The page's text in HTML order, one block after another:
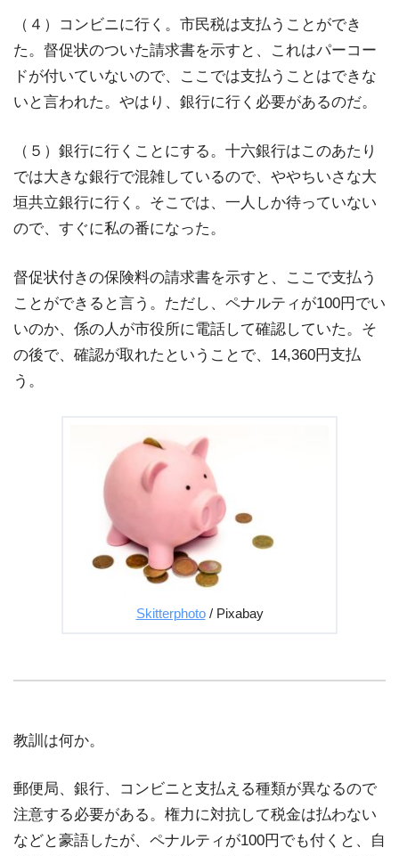
（４）コンビニに行く。市民税は支払うことができ
た。督促状のついた請求書を示すと、これはパーコー
ドが付いていないので、ここでは支払うことはできな
いと言われた。やはり、銀行に行く必要があるのだ。
（５）銀行に行くことにする。十六銀行はこのあたり
では大きな銀行で混雑しているので、ややちいさな大
垣共立銀行に行く。そこでは、一人しか待っていない
ので、すぐに私の番になった。
督促状付きの保険料の請求書を示すと、ここで支払う
ことができると言う。ただし、ペナルティが100円でい
いのか、係の人が市役所に電話して確認していた。そ
の後で、確認が取れたということで、14,360円支払
う。
Skitterphoto/ Pixabay
教訓は何か。
郵便局、銀行、コンビニと支払える種類が異なるので
注意する必要がある。権力に対抗して税金は払わない
などと豪語したが、ペナルティが100円でも付くと、自